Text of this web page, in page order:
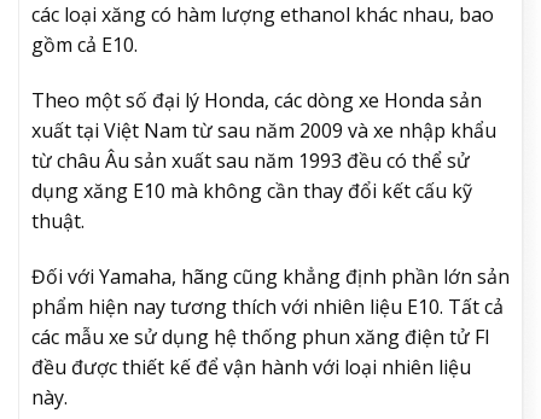
các loại xăng có hàm lượng ethanol khác nhau, bao
gồm cả E10.
Theo một số đại lý Honda, các dòng xe Honda sản
xuất tại Việt Nam từ sau năm 2009 và xe nhập khẩu
từ châu Âu sản xuất sau năm 1993 đều có thể sử
dụng xăng E10 mà không cần thay đổi kết cấu kỹ
thuật.
Đối với Yamaha, hãng cũng khẳng định phần lớn sản
phẩm hiện nay tương thích với nhiên liệu E10. Tất cả
các mẫu xe sử dụng hệ thống phun xăng điện tử FI
đều được thiết kế để vận hành với loại nhiên liệu
này.